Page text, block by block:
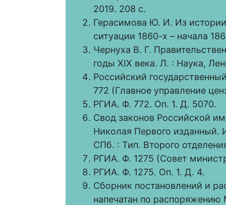
2019. 208 c.
Герасимова Ю. И. Из
ситуации 1860-х – начала
Чернуха В. Г.
годы ХIХ века. Л. : Наука,
Российский
772 (Главное управление
РГИА. Ф. 772. Оп. 1. Д. 5070.
Свод законов Российской
Николая Первого изданный.
СПб. : Тип. Второго
РГИА. Ф. 1275 (Совет
РГИА. Ф. 1275. Оп. 1. Д. 4.
Сборник постановлений и
напечатан по